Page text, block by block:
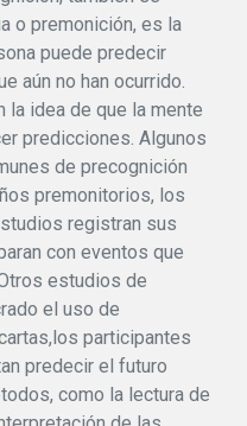
o premonición, es la
puede predecir
aún no han ocurrido.
la idea de que la mente
predicciones. Algunos
de precognición
premonitorios, los
registran sus
con eventos que
estudios de
el uso de
participantes
predecir el futuro
como la lectura de